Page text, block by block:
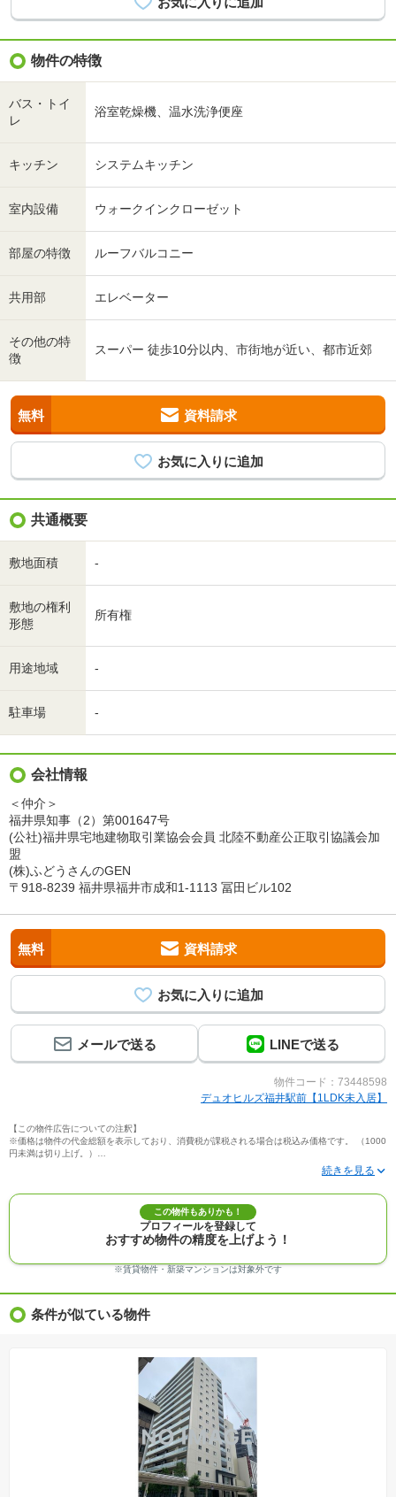
物件の特徴
バス・トイ
レ
浴室乾燥機、温水洗浄便座
キッチン システムキッチン
室内設備 ウォークインクローゼット
部屋の特徴 ルーフバルコニー
共用部 エレベーター
その他の特
徴
スーパー 徒歩10分以内、市街地が近い、都市近郊
無料 資料請求
共通概要
敷地面積 -
敷地の権利
形態
所有権
用途地域 -
駐車場 -
会社情報
＜仲介＞
福井県知事（2）第001647号
(公社)福井県宅地建物取引業協会会員 北陸不動産公正取引協議会加
盟
(株)ふどうさんのGEN
〒918-8239 福井県福井市成和1-1113 冨田ビル102
無料 資料請求
メールで送る LINEで送る
物件コード：73448598
デュオヒルズ福井駅前【1LDK未入居】
【この物件広告についての注釈】
※価格は物件の代金総額を表示しており、消費税が課税される場合は税込み価格です。 （1000
円未満は切り上げ。）
※写真に写っている、またはパース（絵）や間取り図に描かれている家具や車などは、特にコ
※建築条件付き土地価格には、建物価格は含まれません。
※物件情報は、原則として情報提供日の２日前に最終確認した情報です。
※完成予想図はいずれも外構、植栽、外観等実際のものとは多少異なることがあります。
※モデルルーム・モデルハウス・展示場・ショールームの画像の場合、今回販売の物件と異な
※ＣＧ合成の画像の場合、実際とは多少異なる場合があります。
※物件特徴：販売戸数が複数の物件は、全ての住戸に該当しない項目もあります。
※価格更新：物件価格が変更された日から１週間表示されます。
※建築条件土地の情報内に掲載されている、建物プラン例は、土地購入者の設計プランの参考
の一例であって、プランの採用可否は任意です。
※土地（建築条件なし）で「建物プラン例」が表記してある時、そのプラン例は特定の建築請
負会社によるもので、当該建築請負会社以外で建てた場合、同様のものが同価格で建てられる
とは限りません。また建築請負会社を特定するものではありません。
※建築条件付き土地とは、その土地に建築する建物の建築請負契約が、一定期間内に成立する
ことを条件として売買される土地のことをいいます。建築請負契約成立に向けて設計プランを
協議するため、土地購入者が自己の希望する建物の設計協議をするために必要な相当の期間の
交渉期間が設定され、その期間内で希望を満たすプランが実現できたかどうかにより結論を出
します。なお、この期間は概ね3ヶ月程度とされています。納得のいくプランが出来ず、建築請
負契約が成立しない場合、土地売買契約は白紙に戻り、土地契約にかかった代金（土地代金、
この物件もありかも！
プロフィールを登録して
おすすめ物件の精度を上げよう！
※賃貸物件・新築マンションは対象外です
条件が似ている物件